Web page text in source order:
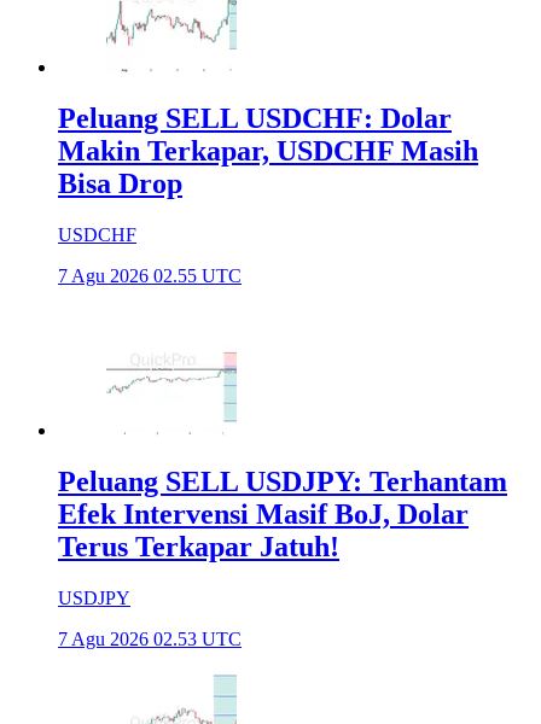
Peluang SELL USDCHF: Dolar
Makin Terkapar, USDCHF Masih
Bisa Drop
USDCHF
7 Agu 2026 02.55 UTC
Peluang SELL USDJPY: Terhantam
Efek Intervensi Masif BoJ, Dolar
Terus Terkapar Jatuh!
USDJPY
7 Agu 2026 02.53 UTC